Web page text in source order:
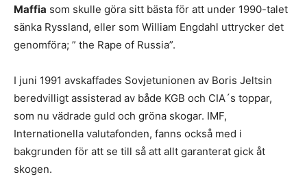
Maffia som skulle göra sitt bästa för att under 1990-talet
sänka Ryssland, eller som William Engdahl uttrycker det
genomföra; ” the Rape of Russia”.
I juni 1991 avskaffades Sovjetunionen av Boris Jeltsin
beredvilligt assisterad av både KGB och CIA´s toppar,
som nu vädrade guld och gröna skogar. IMF,
Internationella valutafonden, fanns också med i
bakgrunden för att se till så att allt garanterat gick åt
skogen.